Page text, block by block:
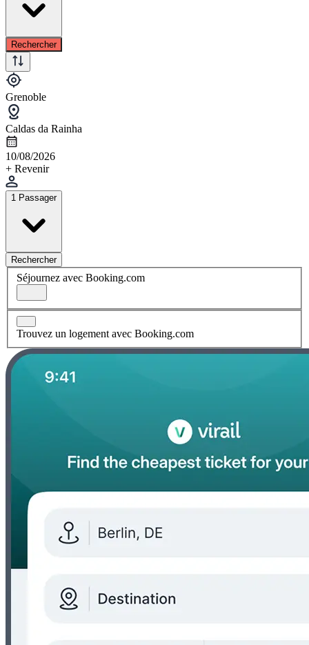
Rechercher
Grenoble
Caldas da Rainha
10/08/2026
+ Revenir
1 Passager
Rechercher
Séjournez avec Booking.com
Trouvez un logement avec Booking.com